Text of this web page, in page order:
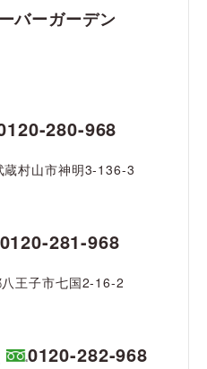
バーガーデン
280-968
村山市神明3-136-3
0120-281-968
王子市七国2-16-2
0120-282-968